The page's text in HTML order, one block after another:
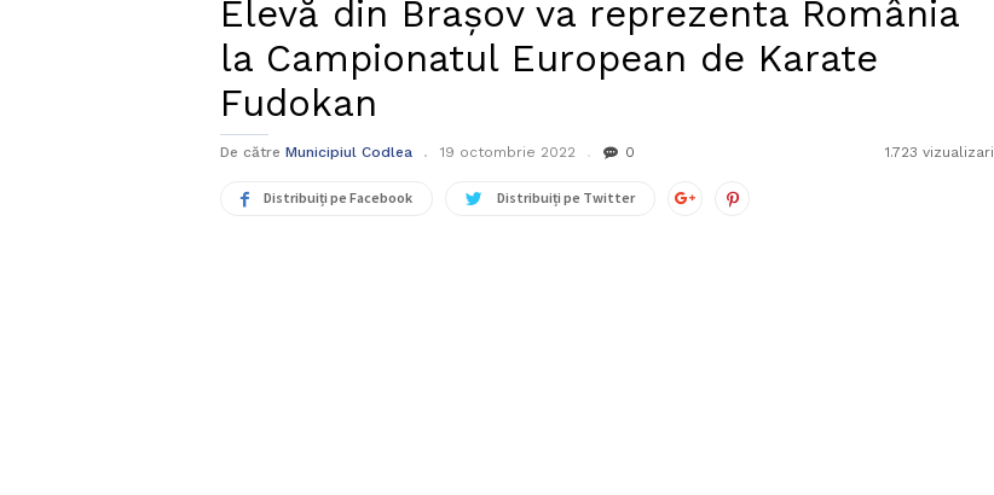
Elevă din Brașov va reprezenta România
la Campionatul European de Karate
Fudokan
De către Municipiul Codlea 19 octombrie 2022 0 1.723 vizualizari
Distribuiți pe Facebook Distribuiți pe Twitter